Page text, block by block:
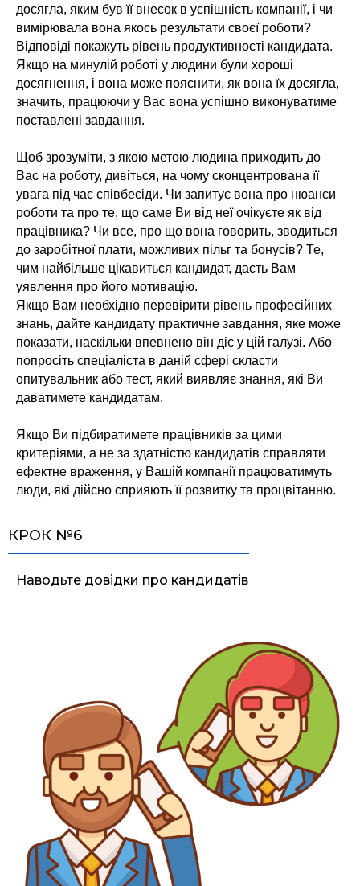
досягла, яким був її внесок в успішність компанії, і чи
вимірювала вона якось результати своєї роботи?
Відповіді покажуть рівень продуктивності кандидата.
Якщо на минулій роботі у людини були хороші
досягнення, і вона може пояснити, як вона їх досягла,
значить, працюючи у Вас вона успішно виконуватиме
поставлені завдання.
Щоб зрозуміти, з якою метою людина приходить до
Вас на роботу, дивіться, на чому сконцентрована її
увага під час співбесіди. Чи запитує вона про нюанси
роботи та про те, що саме Ви від неї очікуєте як від
працівника? Чи все, про що вона говорить, зводиться
до заробітної плати, можливих пільг та бонусів? Те,
чим найбільше цікавиться кандидат, дасть Вам
уявлення про його мотивацію.
Якщо Вам необхідно перевірити рівень професійних
знань, дайте кандидату практичне завдання, яке може
показати, наскільки впевнено він діє у цій галузі. Або
попросіть спеціаліста в даній сфері скласти
опитувальник або тест, який виявляє знання, які Ви
даватимете кандидатам.
Якщо Ви підбиратимете працівників за цими
критеріями, а не за здатністю кандидатів справляти
ефектне враження, у Вашій компанії працюватимуть
люди, які дійсно сприяють її розвитку та процвітанню.
КРОК №6
Наводьте довідки про кандидатів